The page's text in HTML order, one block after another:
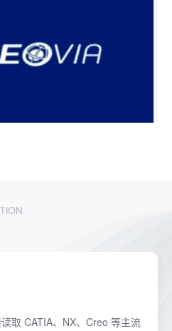
取 CATIA、NX、Creo 等主流